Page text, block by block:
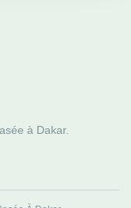
à Dakar.